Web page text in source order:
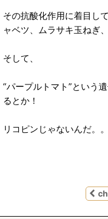
その抗酸化作用に着目し
ャベツ、ムラサキ玉ねぎ
そして、
“パープルトマト”という
るとか！
リコピンじゃないんだ。。